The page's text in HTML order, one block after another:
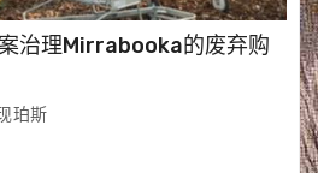
治理Mirrabooka的废弃购
珀斯